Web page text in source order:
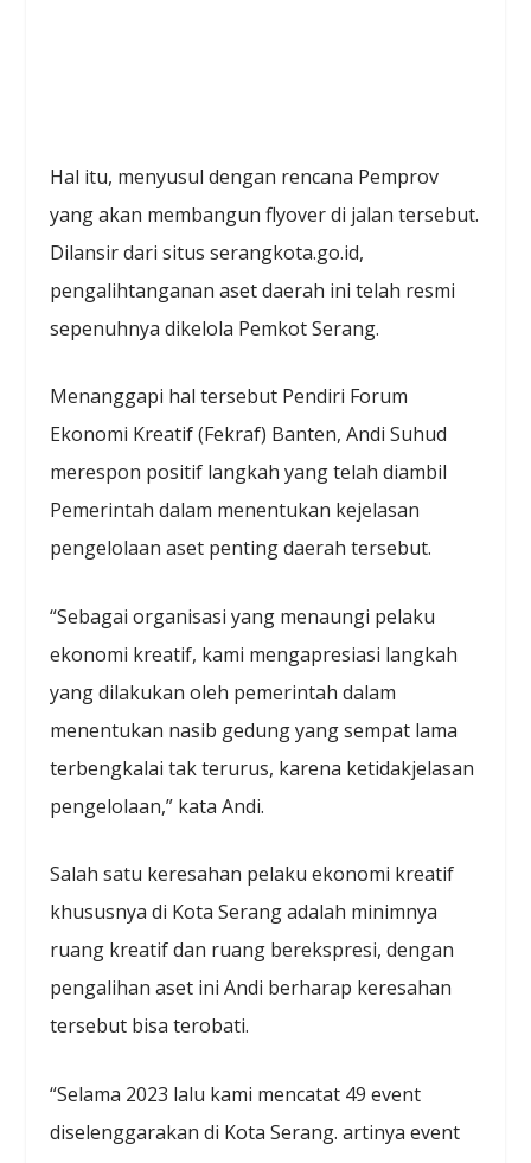
Hal itu, menyusul dengan rencana Pemprov
yang akan membangun flyover di jalan tersebut.
Dilansir dari situs serangkota.go.id,
pengalihtanganan aset daerah ini telah resmi
sepenuhnya dikelola Pemkot Serang.
Menanggapi hal tersebut Pendiri Forum
Ekonomi Kreatif (Fekraf) Banten, Andi Suhud
merespon positif langkah yang telah diambil
Pemerintah dalam menentukan kejelasan
pengelolaan aset penting daerah tersebut.
“Sebagai organisasi yang menaungi pelaku
ekonomi kreatif, kami mengapresiasi langkah
yang dilakukan oleh pemerintah dalam
menentukan nasib gedung yang sempat lama
terbengkalai tak terurus, karena ketidakjelasan
pengelolaan,” kata Andi.
Salah satu keresahan pelaku ekonomi kreatif
khususnya di Kota Serang adalah minimnya
ruang kreatif dan ruang berekspresi, dengan
pengalihan aset ini Andi berharap keresahan
tersebut bisa terobati.
“Selama 2023 lalu kami mencatat 49 event
diselenggarakan di Kota Serang. artinya event